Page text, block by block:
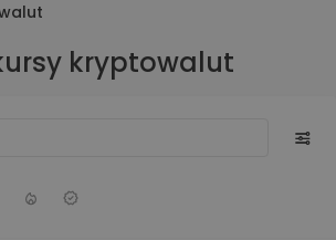
kryptowalut